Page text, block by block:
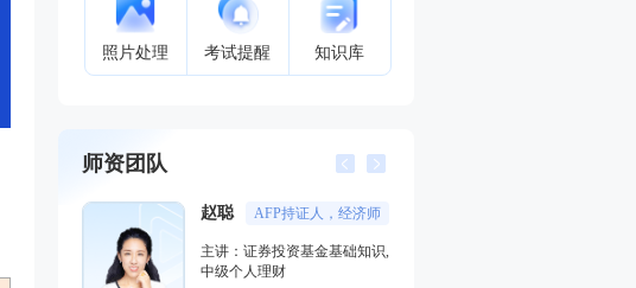
照片处理 考试提醒 知识库
师资团队
孙婧 外汇分析师
主讲：期货法律法规,投资银行
业务(保荐代表人),证券市场基本